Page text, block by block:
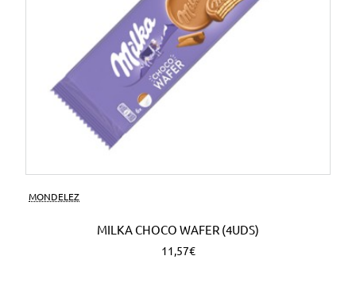
MONDELEZ
MILKA CHOCO WAFER (4UDS)
11,57€